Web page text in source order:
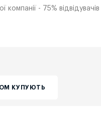
компанії - 75%
КУПУЮТЬ